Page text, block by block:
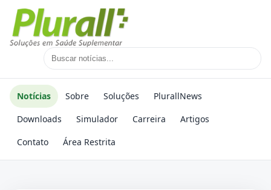
Notícias Sobre Soluções
PlurallNews
Downloads
Simulador Carreira
Artigos
Contato
Área Restrita